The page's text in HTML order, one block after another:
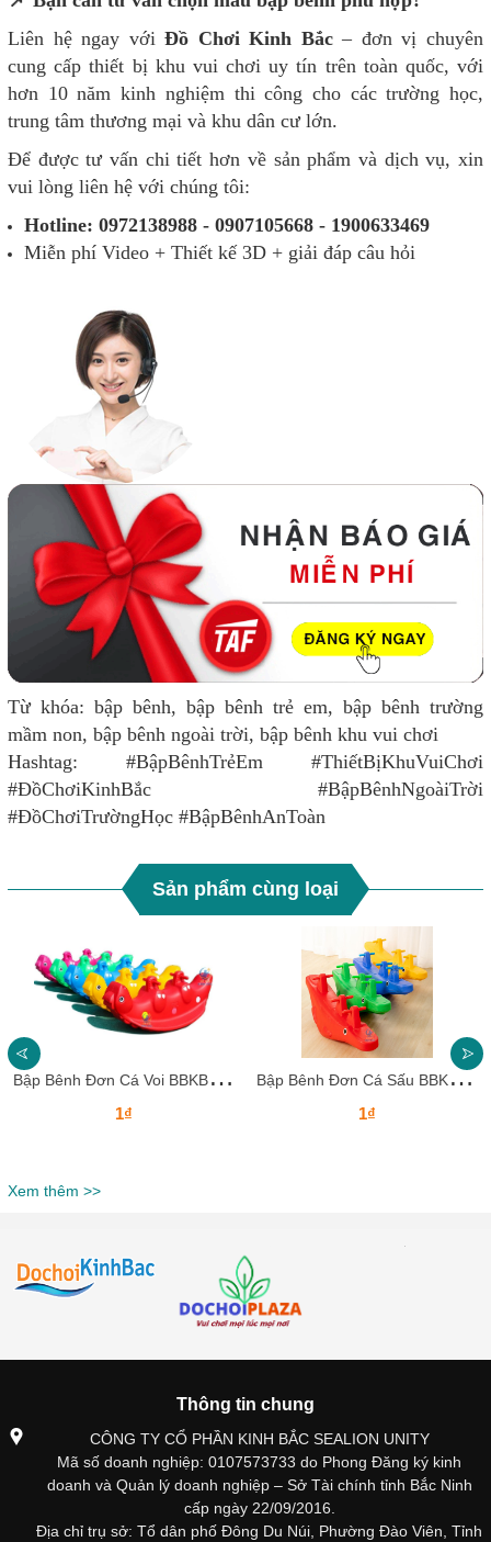
Liên hệ ngay vớiĐồ Chơi Kinh Bắc– đơn vị chuyên
cung cấp thiết bị khu vui chơi uy tín trên toàn quốc, với
hơn 10 năm kinh nghiệm thi công cho các trường học,
trung tâm thương mại và khu dân cư lớn.
Để được tư vấn chi tiết hơn về sản phẩm và dịch vụ, xin
vui lòng liên hệ với chúng tôi:
Hotline: 0972138988 - 0907105668 - 1900633469
Miễn phí Video + Thiết kế 3D + giải đáp câu hỏi
Từ khóa: bập bênh, bập bênh trẻ em, bập bênh trường
mầm non, bập bênh ngoài trời, bập bênh khu vui chơi
Hashtag: #BậpBênhTrẻEm #ThiếtBịKhuVuiChơi
#ĐồChơiKinhBắc #BậpBênhNgoàiTrời
#ĐồChơiTrườngHọc #BậpBênhAnToàn
Sản phẩm cùng loại
B
ập Bênh Đơn Cá Voi BBKB28 Dochoikinhbac – Thiết Kế Ngộ Nghĩnh Cho Bé
1₫
B
ập Bênh Đơn Cá Sấu BBKB27 Dochoikinhbac – Thiết Kế Ngộ Nghĩnh Cho Bé
1₫
Xem thêm >>
Thông tin chung
CÔNG TY CỔ PHẦN KINH BẮC SEALION UNITY
Mã số doanh nghiệp: 0107573733 do Phong Đăng ký kinh
doanh và Quản lý doanh nghiệp – Sở Tài chính tỉnh Bắc Ninh
cấp ngày 22/09/2016.
Địa chỉ trụ sở: Tổ dân phố Đông Du Núi, Phường Đào Viên, Tỉnh